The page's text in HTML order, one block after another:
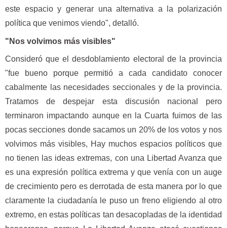
este espacio y generar una alternativa a la polarización
política que venimos viendo", detalló.
"Nos volvimos más visibles"
Consideró que el desdoblamiento electoral de la provincia
"fue bueno porque permitió a cada candidato conocer
cabalmente las necesidades seccionales y de la provincia.
Tratamos de despejar esta discusión nacional pero
terminaron impactando aunque en la Cuarta fuimos de las
pocas secciones donde sacamos un 20% de los votos y nos
volvimos más visibles, Hay muchos espacios políticos que
no tienen las ideas extremas, con una Libertad Avanza que
es una expresión política extrema y que venía con un auge
de crecimiento pero es derrotada de esta manera por lo que
claramente la ciudadanía le puso un freno eligiendo al otro
extremo, en estas políticas tan desacopladas de la identidad